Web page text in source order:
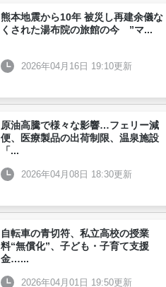
熊本地震から10年 被災し再建余儀な
くされた湯布院の旅館の今 ”マ...
2026年04月16日 19:10更新
原油高騰で様々な影響…フェリー減
便、医療製品の出荷制限、温泉施設
「...
2026年04月08日 18:30更新
自転車の青切符、私立高校の授業
料“無償化”、子ども・子育て支援
金…...
2026年04月01日 19:50更新